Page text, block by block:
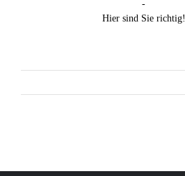
-
Hier sind Sie richtig!